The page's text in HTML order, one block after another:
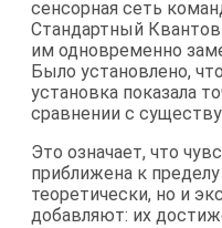
сенсорная сеть
Стандартный
им одновременно
Было установлено,
установка показала
сравнении с
Это означает, что
приближена к
теоретически, но и
добавляют: их